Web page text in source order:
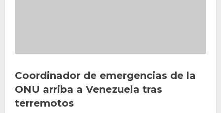
Coordinador de emergencias de la
ONU arriba a Venezuela tras
terremotos